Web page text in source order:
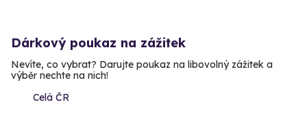
Dárkový poukaz na zážitek
Nevíte, co vybrat? Darujte poukaz na libovolný zážitek a
výběr nechte na nich!
Celá ČR